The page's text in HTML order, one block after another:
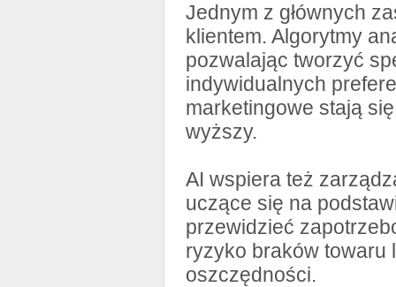
Jednym z głównych
klientem. Algorytmy
pozwalając tworzyć
indywidualnych
marketingowe stają
wyższy.
AI wspiera też
uczące się na
przewidzieć
ryzyko braków towaru
oszczędności.